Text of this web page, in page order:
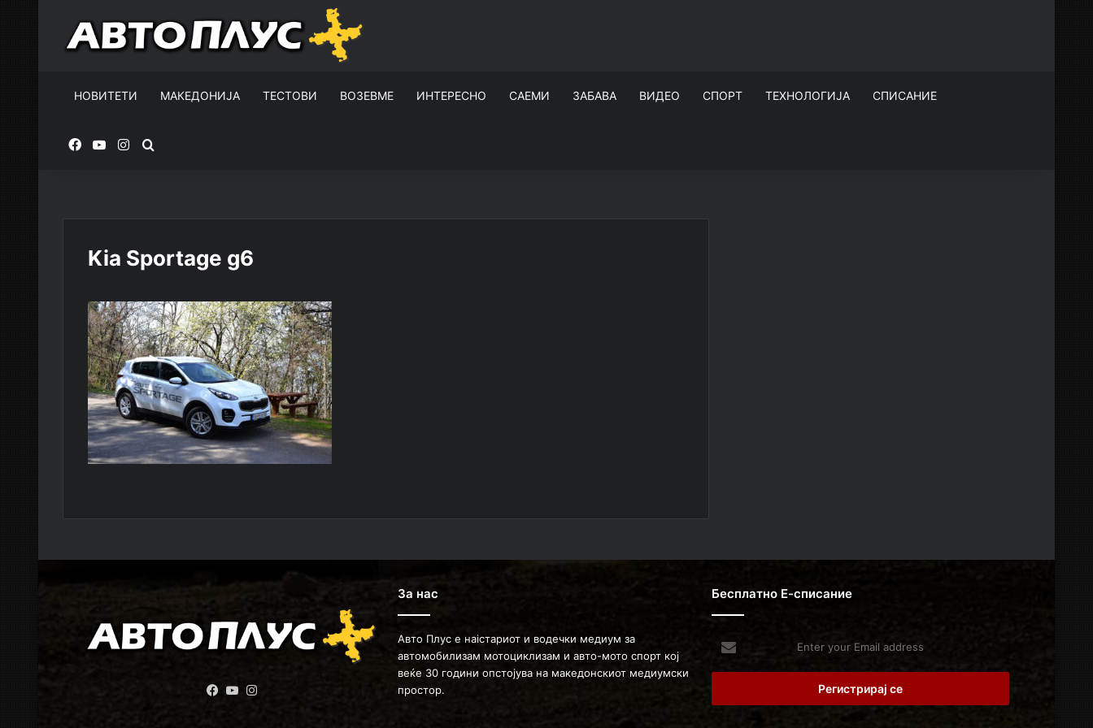
НОВИТЕТИ МАКЕДОНИЈА ТЕСТОВИ ВОЗЕВМЕ ИНТЕРЕСНО САЕМИ ЗАБАВА ВИДЕО СПОРТ ТЕХНОЛОГИЈА СПИСАНИЕ
FacebookYouTubeInstagram
Kia Sportage g6
Facebook
YouTube
За нас
Авто Плус е наістариот и водечки медиум за
автомобилизам мотоциклизам и авто-мото спорт кој
веќе 30 години опстојува на македонскиот медиумски
простор.
Бесплатно Е-списание
Enter
your
Email